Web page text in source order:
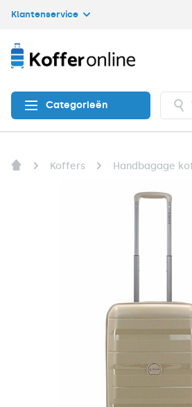
Klantenservice
Categorieën
Koffers Handbagage